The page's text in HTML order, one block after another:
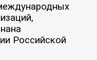
Российской